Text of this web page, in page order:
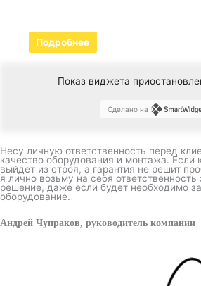
Подробнее
Показ виджета
Сделано на
Несу личную ответственность перед
качество оборудования и монтажа. Если
выйдет из строя, а гарантия не решит
я лично возьму на себя ответственность
решение, даже если будет необходимо
оборудование.
Андрей Чупраков, руководитель компании